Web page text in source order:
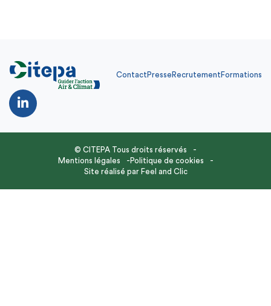
Contact Presse Recrutement Formations
© CITEPA Tous droits réservés
Mentions légales
Politique de cookies
Site réalisé par Feel and Clic